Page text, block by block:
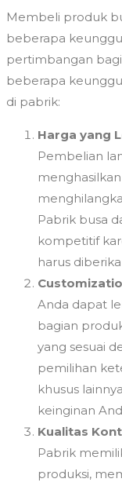
Membeli produk
beberapa
pertimbangan
beberapa
di pabrik:
Harga yang
Pembelian
Pabrik busa
kompetitif
harus
Anda dapat
bagian
yang sesuai
pemilihan
khusus
keinginan
Kualitas
Pabrik
produksi,